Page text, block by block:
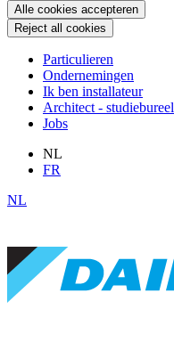
Alle cookies accepteren
Reject all cookies
Particulieren
Ondernemingen
Ik ben installateur
Architect - studiebureel
Jobs
NL
FR
NL